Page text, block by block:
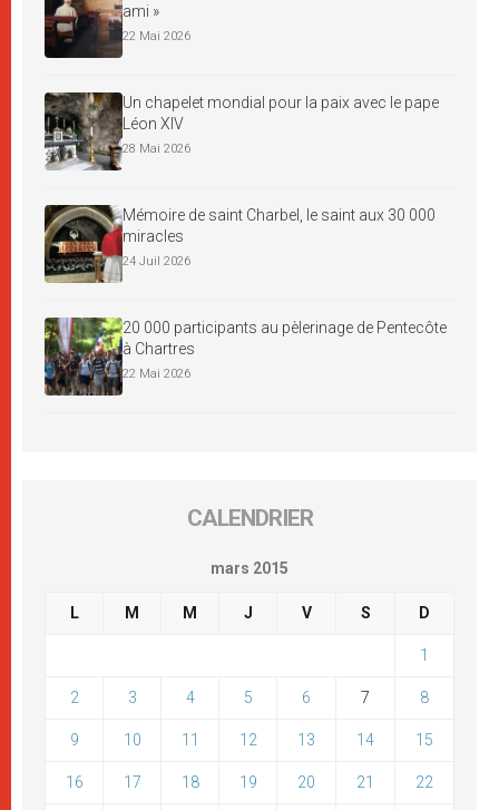
ami »
22 Mai 2026
Un chapelet mondial pour la paix avec le pape
Léon XIV
28 Mai 2026
Mémoire de saint Charbel, le saint aux 30 000
miracles
24 Juil 2026
20 000 participants au pèlerinage de Pentecôte
à Chartres
22 Mai 2026
CALENDRIER
mars 2015
L M M J V S D
1
2 3 4 5 6 7 8
9 10 11 12 13 14 15
16 17 18 19 20 21 22